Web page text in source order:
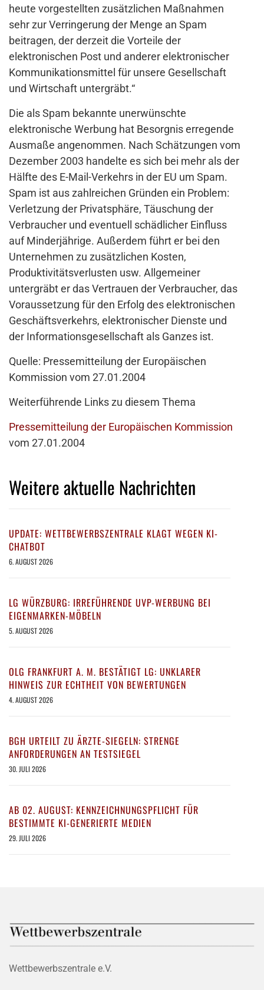
heute vorgestellten zusätzlichen Maßnahmen
sehr zur Verringerung der Menge an Spam
beitragen, der derzeit die Vorteile der
elektronischen Post und anderer elektronischer
Kommunikationsmittel für unsere Gesellschaft
und Wirtschaft untergräbt.“
Die als Spam bekannte unerwünschte
elektronische Werbung hat Besorgnis erregende
Ausmaße angenommen. Nach Schätzungen vom
Dezember 2003 handelte es sich bei mehr als der
Hälfte des E-Mail-Verkehrs in der EU um Spam.
Spam ist aus zahlreichen Gründen ein Problem:
Verletzung der Privatsphäre, Täuschung der
Verbraucher und eventuell schädlicher Einfluss
auf Minderjährige. Außerdem führt er bei den
Unternehmen zu zusätzlichen Kosten,
Produktivitätsverlusten usw. Allgemeiner
untergräbt er das Vertrauen der Verbraucher, das
Voraussetzung für den Erfolg des elektronischen
Geschäftsverkehrs, elektronischer Dienste und
der Informationsgesellschaft als Ganzes ist.
Quelle: Pressemitteilung der Europäischen
Kommission vom 27.01.2004
Weiterführende Links zu diesem Thema
Pressemitteilung der Europäischen Kommission
vom 27.01.2004
Weitere aktuelle Nachrichten
UPDATE: WETTBEWERBSZENTRALE KLAGT WEGEN KI-
CHATBOT
6. AUGUST 2026
LG WÜRZBURG: IRREFÜHRENDE UVP-WERBUNG BEI
EIGENMARKEN-MÖBELN
5. AUGUST 2026
OLG FRANKFURT A. M. BESTÄTIGT LG: UNKLARER
HINWEIS ZUR ECHTHEIT VON BEWERTUNGEN
4. AUGUST 2026
BGH URTEILT ZU ÄRZTE-SIEGELN: STRENGE
ANFORDERUNGEN AN TESTSIEGEL
30. JULI 2026
AB 02. AUGUST: KENNZEICHNUNGSPFLICHT FÜR
BESTIMMTE KI-GENERIERTE MEDIEN
29. JULI 2026
Wettbewerbszentrale e.V.